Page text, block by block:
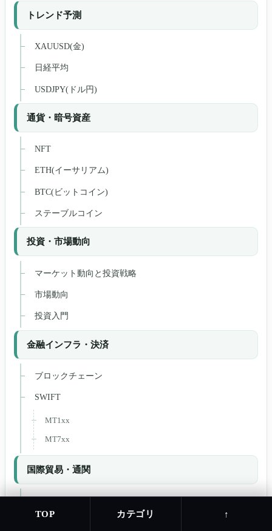
TOP カテゴリ ↑
トレンド予測
XAUUSD(金)
日経平均
USDJPY(ドル円)
通貨・暗号資産
NFT
ETH(イーサリアム)
BTC(ビットコイン)
ステーブルコイン
投資・市場動向
マーケット動向と投資戦略
市場動向
投資入門
金融インフラ・決済
ブロックチェーン
SWIFT
MT1xx
MT7xx
国際貿易・通関